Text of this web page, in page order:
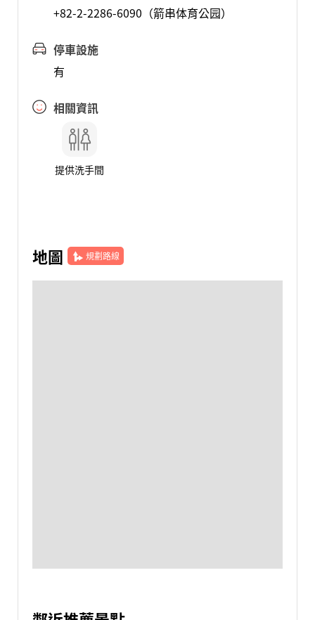
+82-2-2286-6090（箭串体育公园）
停車設施
有
相關資訊
提供洗手間
地圖 規劃路線